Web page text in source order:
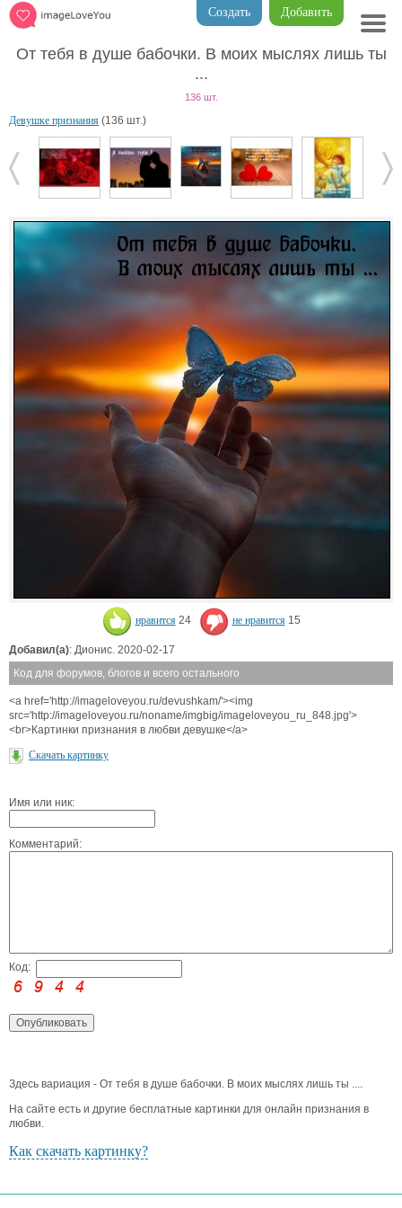
Добавить
Создать
От тебя в душе бабочки. В моих мыслях лишь ты
...
136 шт.
Девушке признания (136 шт.)
нравится 24 не нравится 15
Добавил(а): Дионис. 2020-02-17
Код для форумов, блогов и всего остального
<a href='http://imageloveyou.ru/devushkam/'><img
src='http://imageloveyou.ru/noname/imgbig/imageloveyou_ru_848.jpg'>
<br>Картинки признания в любви девушке</a>
Скачать картинку
Имя или ник:
Комментарий:
Код:
Здесь вариация - От тебя в душе бабочки. В моих мыслях лишь ты ....
На сайте есть и другие бесплатные картинки для онлайн признания в
любви.
Как скачать картинку?